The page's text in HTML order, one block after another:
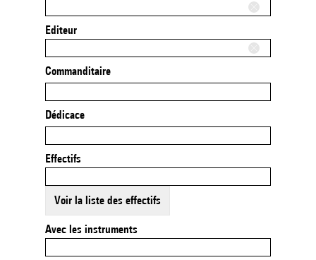
Editeur
Commanditaire
Dédicace
Effectifs
Voir la liste des effectifs
Avec les instruments